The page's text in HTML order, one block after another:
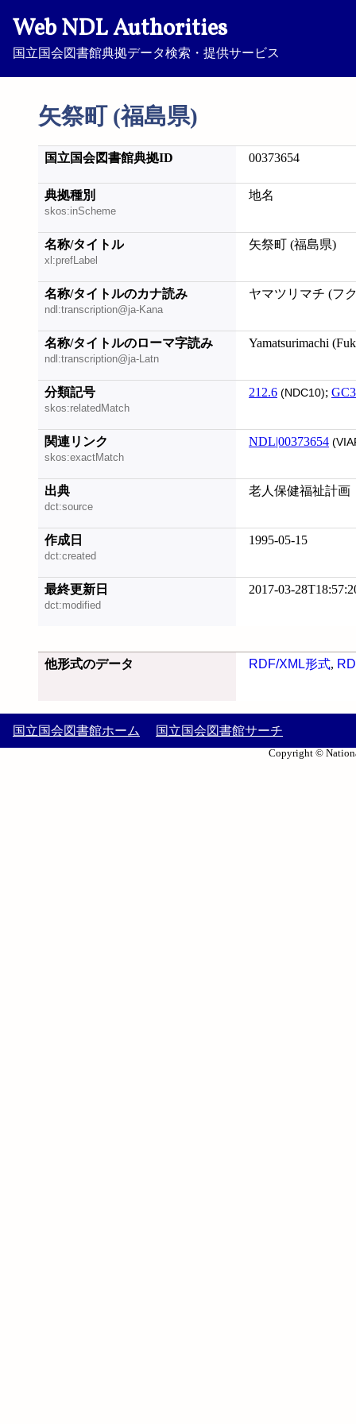
Web NDL Authorities
国立国会図書館典拠データ検索・提供サービス
矢祭町 (福島県)
国立国会図書館典拠ID 00373654
典拠種別
skos:inScheme
地名
名称/タイトル
xl:prefLabel
矢祭町 (福島県)
名称/タイトルのカナ読み
ndl:transcription@ja-Kana
ヤマツリマチ (フ
名称/タイトルのローマ字読み
ndl:transcription@ja-Latn
Yamatsurimachi
分類記号
skos:relatedMatch
212.6 (NDC10);
関連リンク
skos:exactMatch
NDL|00373654
出典
dct:source
老人保健福祉計画
作成日
dct:created
1995-05-15
最終更新日
dct:modified
2017-03-
他形式のデータ RDF/XML形式,
国立国会図書館ホーム 国立国会図書館サーチ
Copyright ©